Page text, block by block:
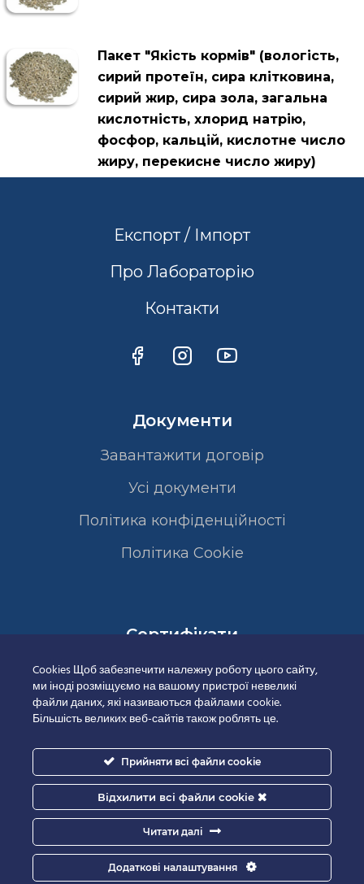
Пакет "Якість кормів" (вологість,
сирий протеїн, сира клітковина,
сирий жир, сира зола, загальна
кислотність, хлорид натрію,
фосфор, кальцій, кислотне число
жиру, перекисне число жиру)
Експорт / Імпорт
Про Лабораторію
Контакти
Документи
Завантажити договір
Усі документи
Політика конфіденційності
Полiтика Cookie
Сертифікати
Good-IT.com.ua for Biolights - All rights reserved.
Cookies Щоб забезпечити належну роботу цього сайту,
ми іноді розміщуємо на вашому пристрої невеликі
файли даних, які називаються файлами cookie.
Більшість великих веб-сайтів також роблять це.
Прийняти всі файли cookie
Відхилити всі файли cookie
Читати далі
Додаткові налаштування